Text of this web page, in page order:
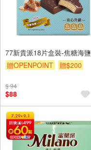
77新貴派18片盒裝-焦糖海鹽
贈OPENPOINT
贈$200
$ 94
$88